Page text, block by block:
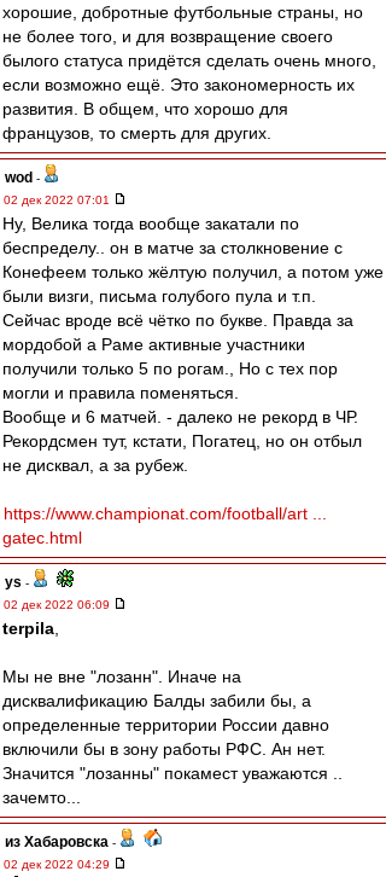
хорошие, добротные футбольные страны, но
не более того, и для возвращение своего
былого статуса придётся сделать очень много,
если возможно ещё. Это закономерность их
развития. В общем, что хорошо для
французов, то смерть для других.
wod -
02 дек 2022 07:01
Ну, Велика тогда вообще закатали по
беспределу.. он в матче за столкновение с
Конефеем только жёлтую получил, а потом уже
были визги, письма голубого пула и т.п.
Сейчас вроде всё чётко по букве. Правда за
мордобой а Раме активные участники
получили только 5 по рогам., Но с тех пор
могли и правила поменяться.
Вообще и 6 матчей. - далеко не рекорд в ЧР.
Рекордсмен тут, кстати, Погатец, но он отбыл
не дисквал, а за рубеж.
https://www.championat.com/football/art ...
gatec.html
ys -
02 дек 2022 06:09
terpila
Мы не вне "лозанн". Иначе на
дисквалификацию Балды забили бы, а
определенные территории России давно
включили бы в зону работы РФС. Ан нет.
Значится "лозанны" покамест уважаются ..
зачемто...
из Хабаровска -
02 дек 2022 04:29